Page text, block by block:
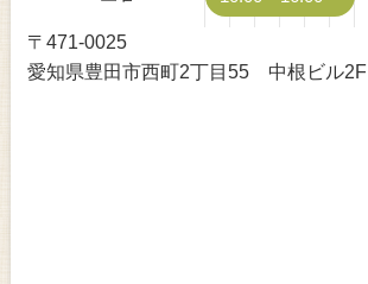
〒471-0025
愛知県豊田市西町2丁目55 中根ビル2F